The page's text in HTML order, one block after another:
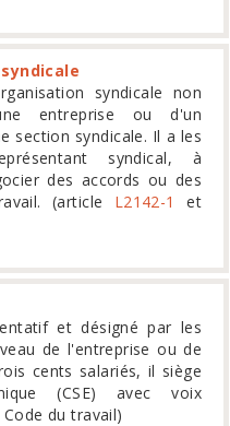
syndicale non
entreprise ou d'un
section syndicale. Il a les
syndical, à
des accords ou des
(article L2142-1
et
et désigné par les
de l'entreprise ou de
cents salariés, il siège
(CSE) avec voix
Code du travail)